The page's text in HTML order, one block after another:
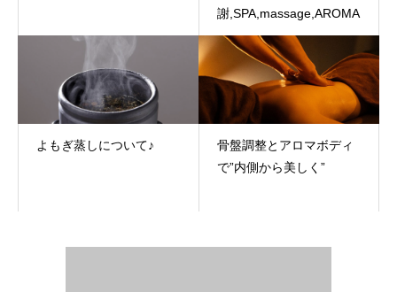
謝,SPA,massage,AROMA
よもぎ蒸しについて♪
骨盤調整とアロマボディ
で”内側から美しく”